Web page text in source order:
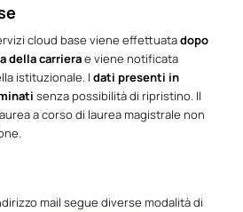
cloud base viene effettuatadopo
della carrierae viene notificata
istituzionale. I dati presenti in
senza possibilità di ripristino. Il
a corso di laurea magistrale non
mail segue diverse modalità di